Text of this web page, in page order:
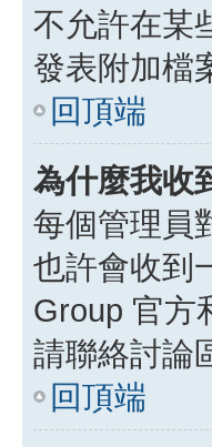
不允許在某
發表附加檔
回頂端
為什麼我收
每個管理員
也許會收到
Group 官方
請聯絡討論
回頂端